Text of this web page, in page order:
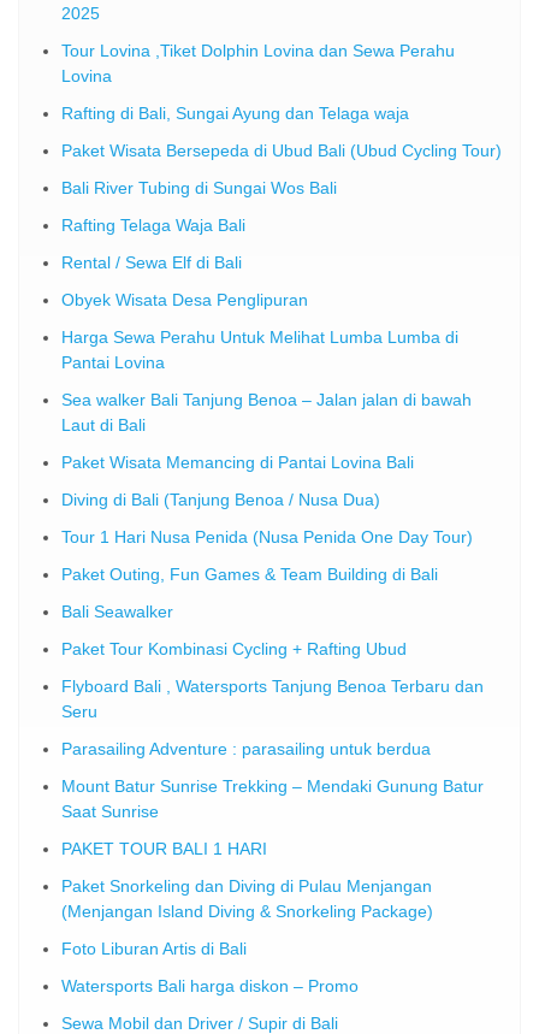
2025
Tour Lovina ,Tiket Dolphin Lovina dan Sewa Perahu
Lovina
Rafting di Bali, Sungai Ayung dan Telaga waja
Paket Wisata Bersepeda di Ubud Bali (Ubud Cycling Tour)
Bali River Tubing di Sungai Wos Bali
Rafting Telaga Waja Bali
Rental / Sewa Elf di Bali
Obyek Wisata Desa Penglipuran
Harga Sewa Perahu Untuk Melihat Lumba Lumba di
Pantai Lovina
Sea walker Bali Tanjung Benoa – Jalan jalan di bawah
Laut di Bali
Paket Wisata Memancing di Pantai Lovina Bali
Diving di Bali (Tanjung Benoa / Nusa Dua)
Tour 1 Hari Nusa Penida (Nusa Penida One Day Tour)
Paket Outing, Fun Games & Team Building di Bali
Bali Seawalker
Paket Tour Kombinasi Cycling + Rafting Ubud
Flyboard Bali , Watersports Tanjung Benoa Terbaru dan
Seru
Parasailing Adventure : parasailing untuk berdua
Mount Batur Sunrise Trekking – Mendaki Gunung Batur
Saat Sunrise
PAKET TOUR BALI 1 HARI
Paket Snorkeling dan Diving di Pulau Menjangan
(Menjangan Island Diving & Snorkeling Package)
Foto Liburan Artis di Bali
Watersports Bali harga diskon – Promo
Sewa Mobil dan Driver / Supir di Bali